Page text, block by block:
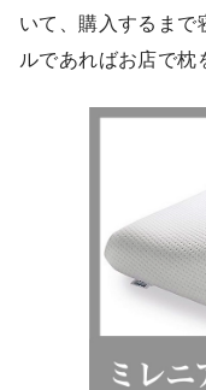
いて、購入するまで
ルであればお店で枕